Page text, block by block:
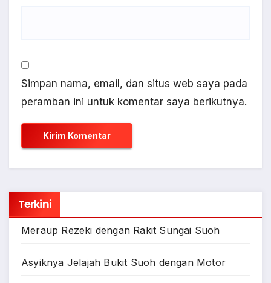
Simpan nama, email, dan situs web saya pada
peramban ini untuk komentar saya berikutnya.
Terkini
Meraup Rezeki dengan Rakit Sungai Suoh
Asyiknya Jelajah Bukit Suoh dengan Motor